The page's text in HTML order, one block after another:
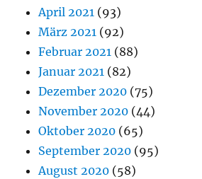
April 2021 (93)
März 2021 (92)
Februar 2021 (88)
Januar 2021 (82)
Dezember 2020 (75)
November 2020 (44)
Oktober 2020 (65)
September 2020 (95)
August 2020 (58)